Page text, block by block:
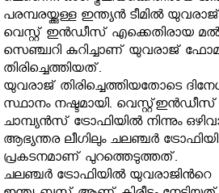
പരമ്പരയ്ക്കുള്ള ഇന്ത്യന്‍ ടീമില്‍
വെസ്റ്റ് ഇന്‍ഡീസ് എക്കെതിരായ
സെഞ്ച്വറി കുറിച്ചാണ് യുവരാജ്
തിരിച്ചെത്തിയത്.
യുവരാജ് തിരിച്ചെത്തിയതോടെ
സ്ഥാനം നഷ്ടമായി. വെസ്റ്റ്ഇന്‍ഡീസ്
ചാമ്പ്യന്‍സ് ട്രോഫിയില്‍ നിന്നും
ആഭ്യന്തര ലീഗിലും ചലഞ്ചര്‍
പ്രകടനമാണ് പുറത്തെടുത്തത്.
ചലഞ്ചര്‍ ട്രോഫിയില്‍ യുവരാജിൻറെ